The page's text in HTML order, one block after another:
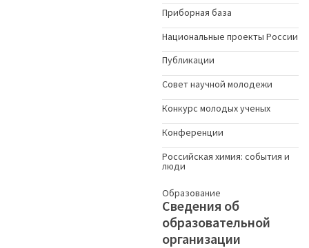
Приборная база
Национальные проекты России
Публикации
Совет научной молодежи
Конкурс молодых ученыx
Конференции
Российская химия: события и
люди
Образование
Сведения об
образовательной
организации